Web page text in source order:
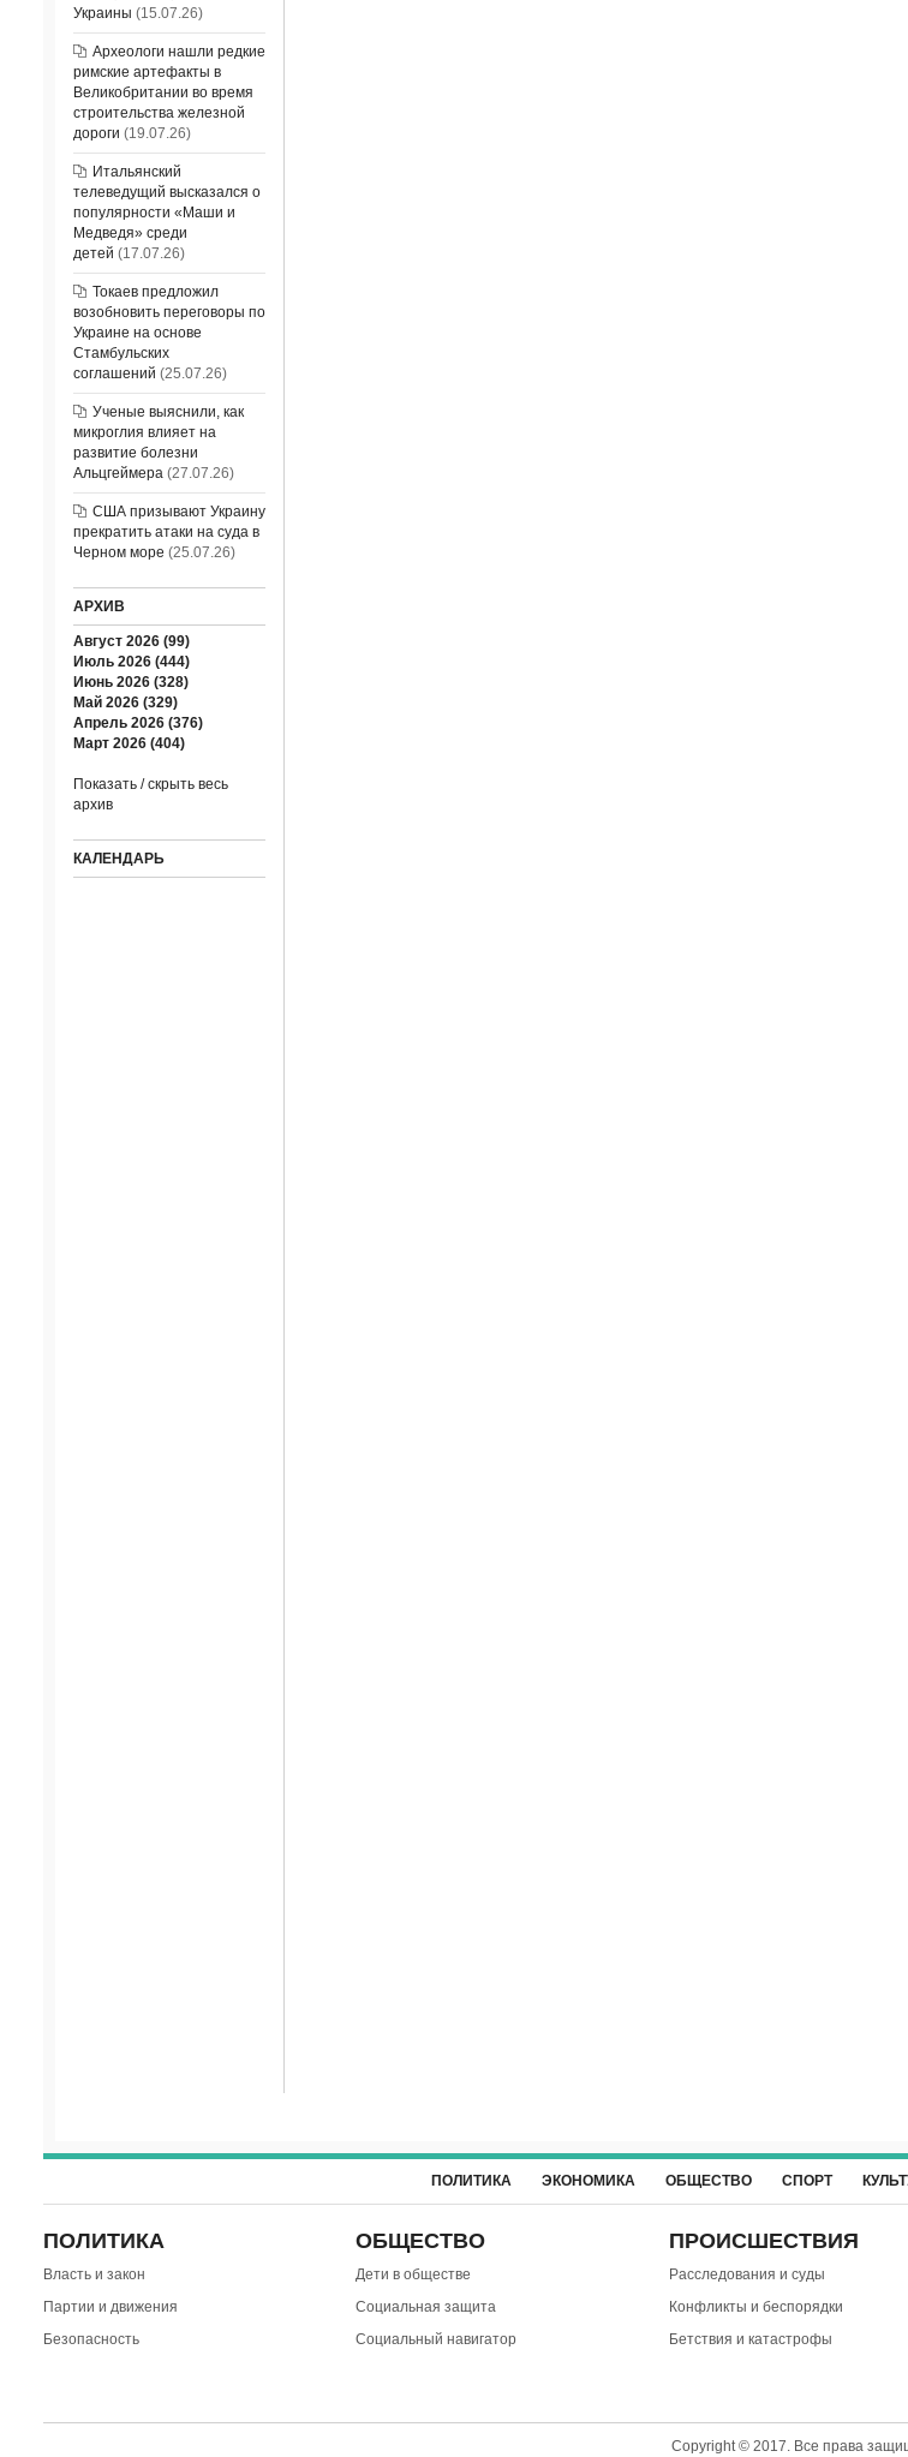
Украины (15.07.26)
Археологи нашли редкие
римские артефакты в
Великобритании во время
строительства железной
дороги (19.07.26)
Итальянский
телеведущий высказался о
популярности «Маши и
Медведя» среди
детей (17.07.26)
Токаев предложил
возобновить переговоры по
Украине на основе
Стамбульских
соглашений (25.07.26)
Ученые выяснили, как
микроглия влияет на
развитие болезни
Альцгеймера(27.07.26)
США призывают Украину
прекратить атаки на суда в
Черном море (25.07.26)
АРХИВ
Август 2026 (99)
Июль 2026 (444)
Июнь 2026 (328)
Май 2026 (329)
Апрель 2026 (376)
Март 2026 (404)
Показать / скрыть весь
архив
КАЛЕНДАРЬ
ПОЛИТИКА ЭКОНОМИКА ОБЩЕСТВО СПОРТ
ПОЛИТИКА
Власть и закон
Партии и движения
Безопасность
ОБЩЕСТВО
Дети в обществе
Социальная защита
Социальный навигатор
ПРОИСШЕСТВИЯ
Расследования и суды
Конфликты и беспорядки
Бетствия и катастрофы
Copyright © 2017. Все права